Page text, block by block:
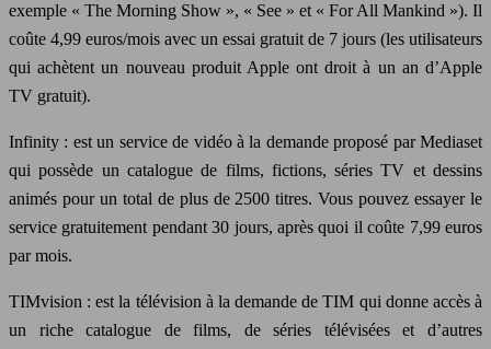
exemple « The Morning Show », « See » et « For All Mankind »). Il
coûte 4,99 euros/mois avec un essai gratuit de 7 jours (les utilisateurs
qui achètent un nouveau produit Apple ont droit à un an d’Apple
TV gratuit).
Infinity : est un service de vidéo à la demande proposé par Mediaset
qui possède un catalogue de films, fictions, séries TV et dessins
animés pour un total de plus de 2500 titres. Vous pouvez essayer le
service gratuitement pendant 30 jours, après quoi il coûte 7,99 euros
par mois.
TIMvision : est la télévision à la demande de TIM qui donne accès à
un riche catalogue de films, de séries télévisées et d’autres